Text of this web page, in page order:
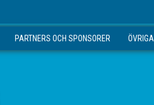
PARTNERS OCH SPONSORER ÖVRIGA